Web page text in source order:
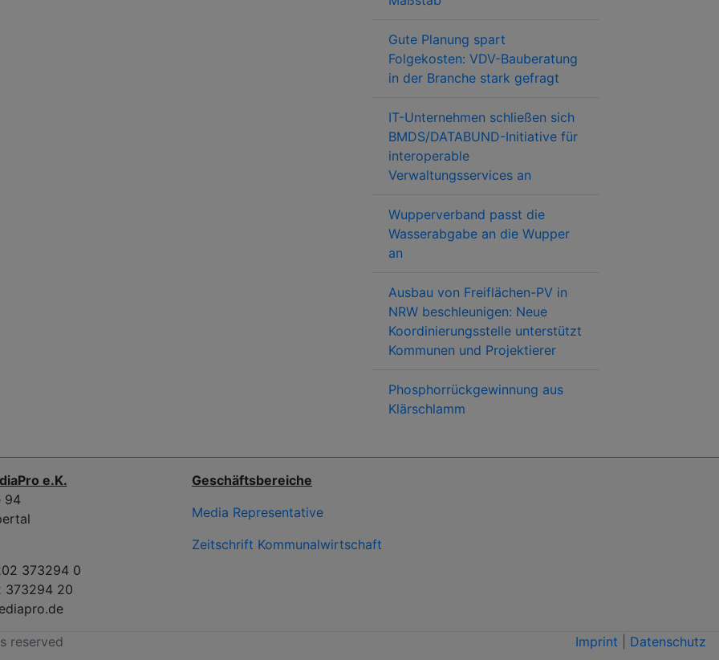
Gute Planung spart
Folgekosten: VDV-Bauberatung
in der Branche stark gefragt
IT-Unternehmen schließen sich
BMDS/DATABUND-Initiative für
interoperable
Verwaltungsservices an
Wupperverband passt die
Wasserabgabe an die Wupper
an
Ausbau von Freiflächen-PV in
NRW beschleunigen: Neue
Koordinierungsstelle unterstützt
Kommunen und Projektierer
Phosphorrückgewinnung aus
Klärschlamm
e.K.
94
373294 0
373294 20
Geschäftsbereiche
Media Representative
Zeitschrift Kommunalwirtschaft
reserved Imprint Datenschutz